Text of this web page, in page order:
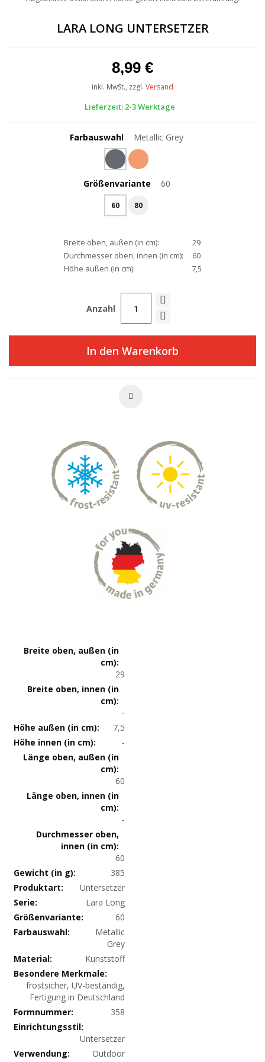
beginning
of
gallery
LARA LONG UNTERSETZER
8,99 €
inkl. MwSt., zzgl. Versand
Lieferzeit: 2-3 Werktage
Farbauswahl Metallic Grey
Größenvariante 60
60 80
Breite oben, außen (in cm):
29
Durchmesser oben, innen (in cm):
60
Höhe außen (in cm):
7,5
Anzahl
In den Warenkorb
Produktmaße
29
-
7,5
-
60
-
60
385
Produktdaten
Untersetzer
Lara Long
60
Metallic
Grey
Kunststoff
frostsicher, UV-beständig,
Fertigung in Deutschland
358
Untersetzer
Outdoor